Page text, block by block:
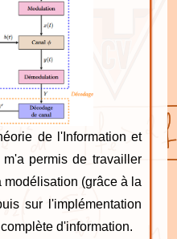
de l'Information et
permis de travailler
(grâce à la
sur l'implémentation
d'information.